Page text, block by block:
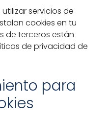
servicios de
cookies en tu
de terceros están
de privacidad de
para